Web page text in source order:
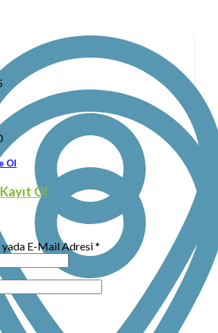
Ol
Kayıt Ol
yada E-Mail Adresi*